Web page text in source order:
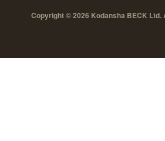
Copyright © 2026 Kodansha BECK Ltd.